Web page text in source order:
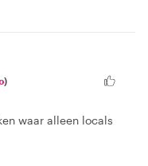
)
waar alleen locals